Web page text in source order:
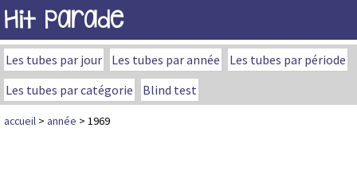
Hit Parade
Les tubes par jour Les tubes par année
Les tubes par période
Les tubes par catégorie
Blind test
accueil > année > 1969